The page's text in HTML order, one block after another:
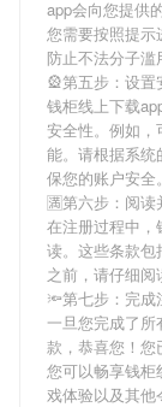
app会向您提供
您需要按照提
防止不法分子滥
🎡第五步：设置
钱柜线上下载
安全性。例如，
能。请根据系统
保您的账户安全。
🈵第六步：阅读
在注册过程中，
读。这些条款
之前，请仔细阅
🔦第七步：完成
一旦您完成了
款，恭喜您！您
您可以畅享钱
戏体验以及其他